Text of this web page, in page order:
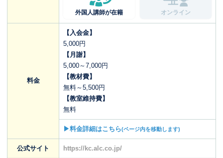
外国人講師が在籍 オンライン
料金
【入会金】
5,000円
【月謝】
5,000～7,000円
【教材費】
無料～5,500円
【教室維持費】
無料
▶料金詳細はこちら(ページ内を移動します)
公式サイト https://kc.alc.co.jp/